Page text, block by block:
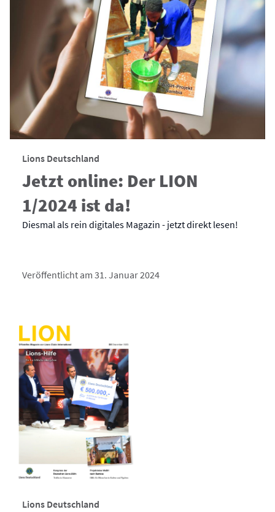
Lions Deutschland
Jetzt online: Der LION
1/2024 ist da!
Diesmal als rein digitales Magazin - jetzt direkt lesen!
Veröffentlicht am 31. Januar 2024
Lions Deutschland